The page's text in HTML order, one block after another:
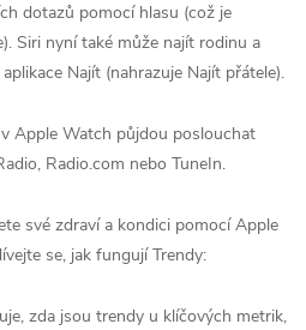
dotazů pomocí hlasu (což je
Siri nyní také může najít rodinu a
Najít (nahrazuje Najít přátele).
Apple Watch půjdou poslouchat
Radio.com nebo TuneIn.
své zdraví a kondici pomocí Apple
se, jak fungují Trendy:
zda jsou trendy u klíčových metrik,